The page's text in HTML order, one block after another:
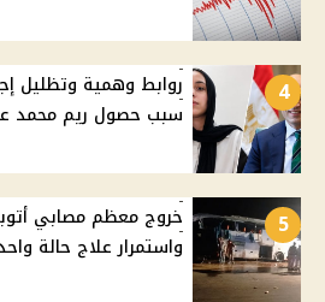
4
روابط وهمية وتظليل
سبب حصول ريم محمد على 4% بالثانوية
5
خروج معظم مصابي
واستمرار علاج حالة